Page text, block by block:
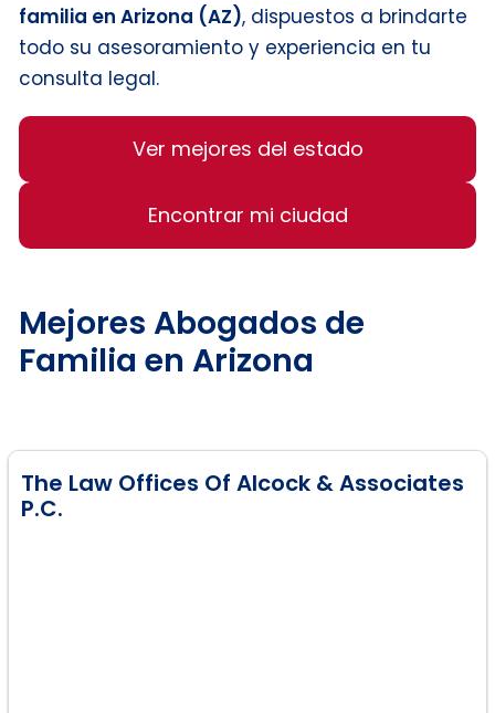
familia en Arizona (AZ), dispuestos a brindarte
todo su asesoramiento y experiencia en tu
consulta legal.
Ver mejores del estado
Encontrar mi ciudad
Mejores Abogados de
Familia en Arizona
The Law Offices Of Alcock & Associates
P.C.